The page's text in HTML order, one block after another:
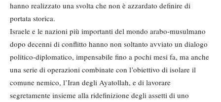
hanno realizzato una svolta che non è azzardato definire di
portata storica.
Israele e le nazioni più importanti del mondo arabo-musulmano
dopo decenni di conflitto hanno non soltanto avviato un dialogo
politico-diplomatico, impensabile fino a pochi mesi fa, ma anche
una serie di operazioni combinate con l’obiettivo di isolare il
comune nemico, l’Iran degli Ayatollah, e di lavorare
segretamente insieme alla ridefinizione degli assetti di uno